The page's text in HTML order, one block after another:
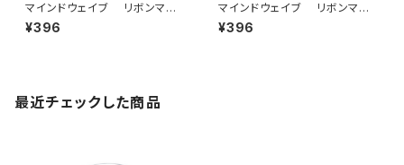
マインドウェイブ リボンマス
キングテープ ダイカット95589
ベロア ブラウン
¥396
マインドウェイブ リボンマス
キングテープ ダイカット95585
ギンガムチェック グレー
¥396
最近チェックした商品